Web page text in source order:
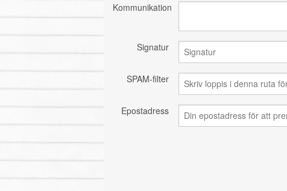
Kommunikation
Signatur
SPAM-filter
Epostadress